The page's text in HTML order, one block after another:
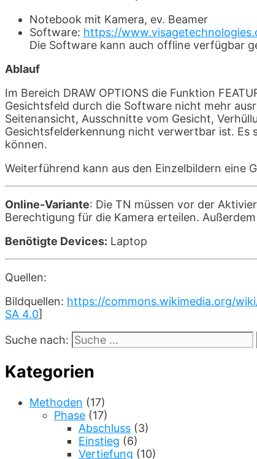
Notebook mit Kamera, ev. Beamer
Software: https://
Die Software kann auch offline verfügbar
Ablauf
Im Bereich DRAW OPTIONS die Funktion
Gesichtsfeld durch die Software nicht mehr
Seitenansicht, Ausschnitte vom Gesicht,
Gesichtsfelderkennung nicht verwertbar ist. Es
können.
Weiterführend kann aus den Einzelbildern eine
Online-Variante: Die TN müssen vor der
Berechtigung für die Kamera erteilen.
Benötigte Devices: Laptop
Quellen:
Bildquellen: https://commons.wikimedia.org/
SA 4.0]
Suche nach:
Kategorien
Methoden (17)
Phase (17)
Abschluss (3)
Einstieg (6)
Vertiefung (10)